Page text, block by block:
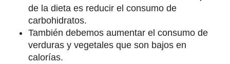
de la dieta es reducir el consumo de
carbohidratos.
También debemos aumentar el consumo de
verduras y vegetales que son bajos en
calorías.